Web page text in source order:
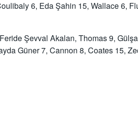
6, Eda Şahin 15, Wallace 6,
Feride Şevval Akalan, Thomas 9,
Güner 7, Cannon 8, Coates 15,